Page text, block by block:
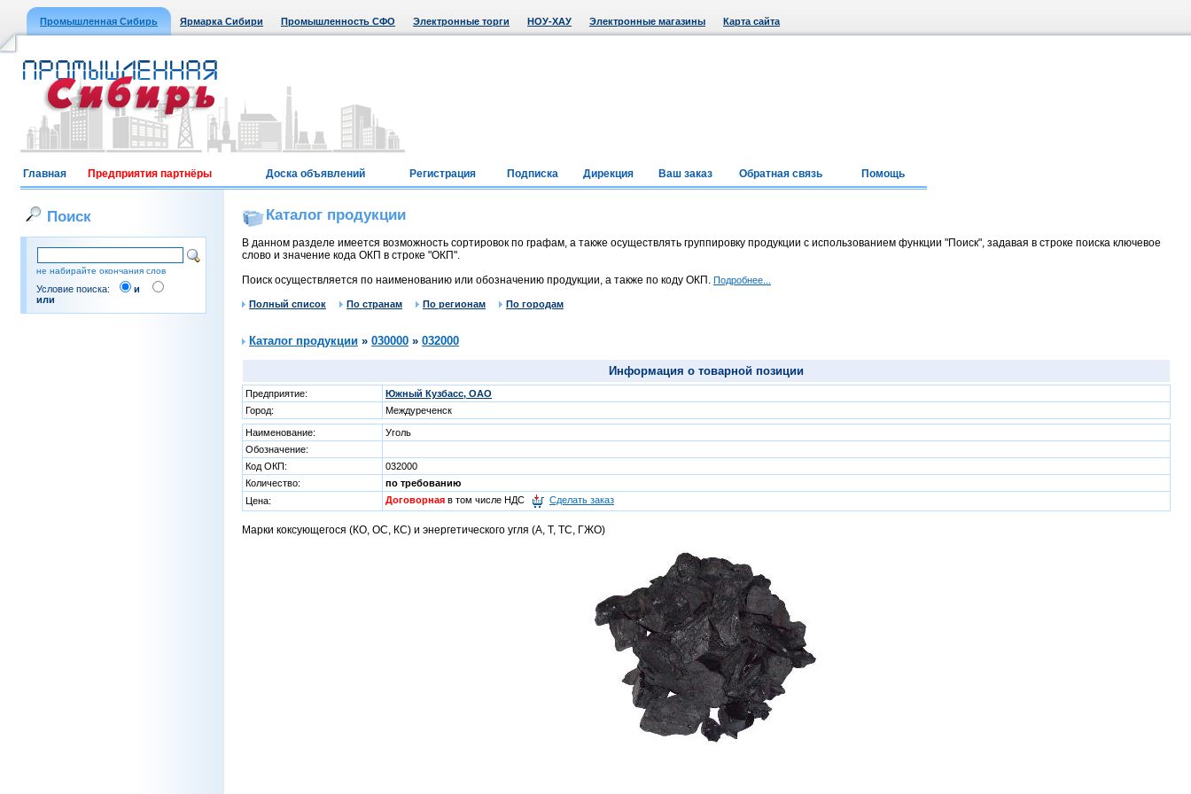
Промышленная Сибирь Ярмарка Сибири Промышленность СФО Электронные торги НОУ-ХАУ Электронные магазины Карта сайта
Главная Предприятия партнёры Доска объявлений Регистрация Подписка Дирекция Ваш заказ Обратная связь Помощь
Поиск
не набирайте окончания слов
Условие поиска:
и
или
Каталог продукции
В данном разделе имеется возможность сортировок по графам, а также осуществлять группировку продукции с использованием функции "Поиск", задавая в строке поиска ключевое
слово и значение кода ОКП в строке "ОКП".
Поиск осуществляется по наименованию или обозначению продукции, а также по коду ОКП. Подробнее...
Полный список По странам По регионам По городам
Каталог продукции » 030000 » 032000
Информация о товарной позиции
Предприятие:
Южный Кузбасс, ОАО
Город:
Междуреченск
Наименование:
Уголь
Обозначение:
Код ОКП:
032000
Количество:
по требованию
Цена:
Договорная в том числе НДС Сделать заказ
Марки коксующегося (КО, ОС, КС) и энергетического угля (А, Т, ТС, ГЖО)